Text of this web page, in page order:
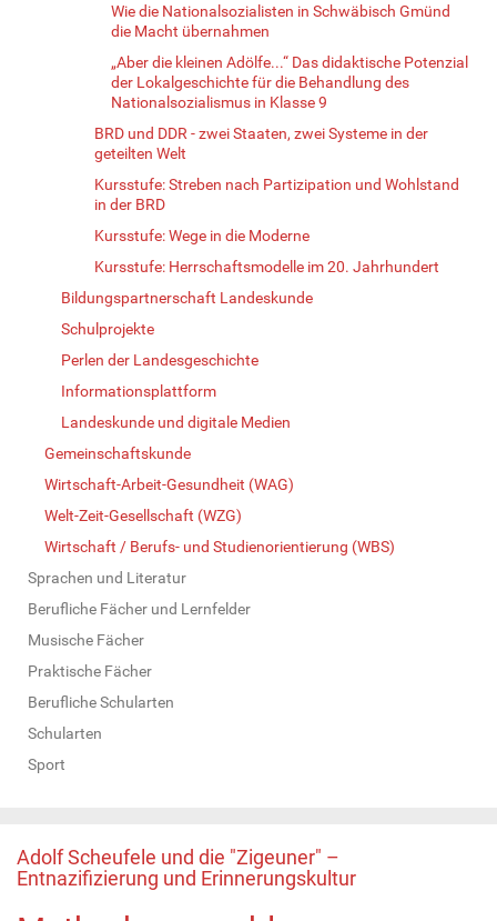
Wie die Nationalsozialisten in Schwäbisch Gmünd
die Macht übernahmen
„Aber die kleinen Adölfe...“ Das didaktische Potenzial
der Lokalgeschichte für die Behandlung des
Nationalsozialismus in Klasse 9
BRD und DDR - zwei Staaten, zwei Systeme in der
geteilten Welt
Kursstufe: Streben nach Partizipation und Wohlstand
in der BRD
Kursstufe: Wege in die Moderne
Kursstufe: Herrschaftsmodelle im 20. Jahrhundert
Bildungspartnerschaft Landeskunde
Schulprojekte
Perlen der Landesgeschichte
Informationsplattform
Landeskunde und digitale Medien
Gemeinschaftskunde
Wirtschaft-Arbeit-Gesundheit (WAG)
Welt-Zeit-Gesellschaft (WZG)
Wirtschaft / Berufs- und Studienorientierung (WBS)
Sprachen und Literatur
Berufliche Fächer und Lernfelder
Musische Fächer
Praktische Fächer
Berufliche Schularten
Schularten
Sport
Adolf Scheufele und die "Zigeuner" –
Entnazifizierung und Erinnerungskultur